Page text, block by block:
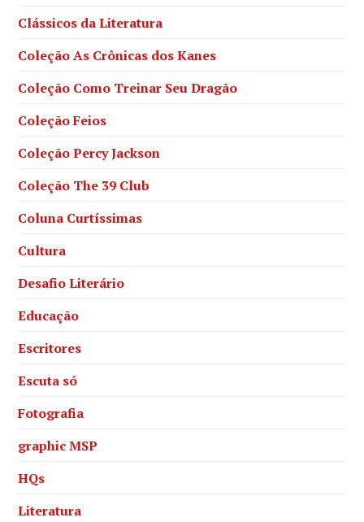
Clássicos da Literatura
Coleção As Crônicas dos Kanes
Coleção Como Treinar Seu Dragão
Coleção Feios
Coleção Percy Jackson
Coleção The 39 Club
Coluna Curtíssimas
Cultura
Desafio Literário
Educação
Escritores
Escuta só
Fotografia
graphic MSP
HQs
Literatura